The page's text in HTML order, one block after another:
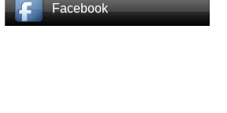
Facebook